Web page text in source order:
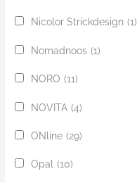
Nicolor Strickdesign (1)
Nomadnoos (1)
NORO (11)
NOVITA (4)
ONline (29)
Opal (10)